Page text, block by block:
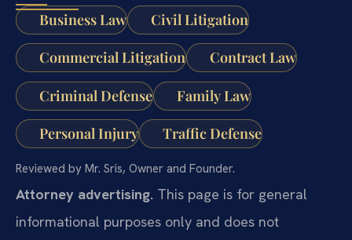
Business Law
Civil Litigation
Commercial Litigation Contract Law
Criminal Defense Family Law
Personal Injury Traffic Defense
Reviewed by Mr. Sris, Owner and Founder.
Attorney advertising. This page is for general
informational purposes only and does not